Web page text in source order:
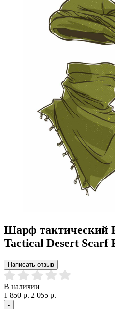
Шарф тактический
Tactical Desert
Написать отзыв
В наличии
1 850 р. 2 055 р.
-